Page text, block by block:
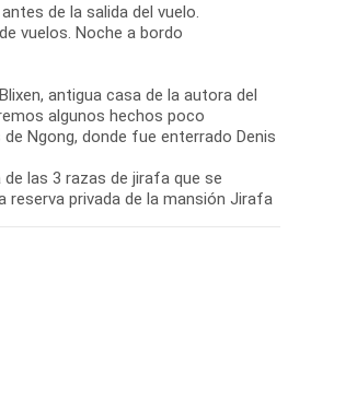
de la salida del vuelo.
vuelos. Noche a bordo
antigua casa de la autora del
algunos hechos poco
Ngong, donde fue enterrado Denis
las 3 razas de jirafa que se
reserva privada de la mansión Jirafa